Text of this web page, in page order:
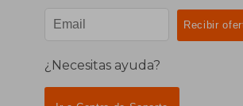
¿Necesitas ayuda?